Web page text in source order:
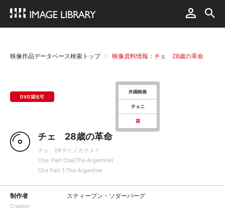
映像作品データベース検索トップ 映像資料情報：チェ 28歳の革命
DVD貸出可
外国映画
チェニ
貸
チェ 28歳の革命
チェ 28サイノカクメイ
Che: Part One(The Argentine)
Che Part 1:The Argentine
制作者
Creator
スティーブン・ソダーバーグ